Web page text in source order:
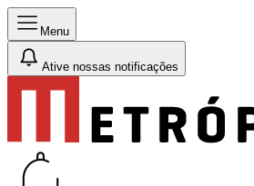
Menu
Ative nossas notificações